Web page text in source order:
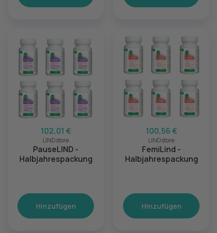
102,01 €
LINDstore
PauseLIND -
Halbjahrespackung
Hinzufügen
100,56 €
LINDstore
FemiLind -
Halbjahrespackung
Hinzufügen